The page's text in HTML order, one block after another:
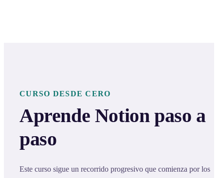
CURSO DESDE CERO
Aprende Notion paso a
paso
Este curso sigue un recorrido progresivo que comienza por los